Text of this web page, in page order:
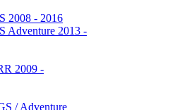
2008 - 2016
Adventure 2013 -
2009 -
/ Adventure